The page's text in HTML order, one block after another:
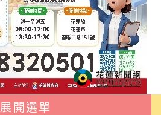
展開選單